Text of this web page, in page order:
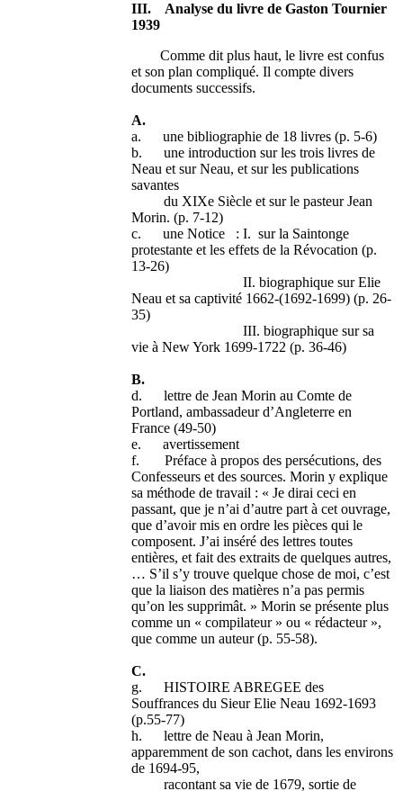
III. Analyse du livre de Gaston Tournier
1939
Comme dit plus haut, le livre est confus
et son plan compliqué. Il compte divers
documents successifs.
A.
a. une bibliographie de 18 livres (p. 5-6)
b. une introduction sur les trois livres de
Neau et sur Neau, et sur les publications
savantes
du XIXe Siècle et sur le pasteur Jean
Morin. (p. 7-12)
c. une Notice : I. sur la Saintonge
protestante et les effets de la Révocation (p.
13-26)
II. biographique sur Elie
Neau et sa captivité 1662-(1692-1699) (p. 26-
35)
III. biographique sur sa
vie à New York 1699-1722 (p. 36-46)
B.
d. lettre de Jean Morin au Comte de
Portland, ambassadeur d’Angleterre en
France (49-50)
e. avertissement
f. Préface à propos des persécutions, des
Confesseurs et des sources. Morin y explique
sa méthode de travail : « Je dirai ceci en
passant, que je n’ai d’autre part à cet ouvrage,
que d’avoir mis en ordre les pièces qui le
composent. J’ai inséré des lettres toutes
entières, et fait des extraits de quelques autres,
… S’il s’y trouve quelque chose de moi, c’est
que la liaison des matières n’a pas permis
qu’on les supprimât. » Morin se présente plus
comme un « compilateur » ou « rédacteur »,
que comme un auteur (p. 55-58).
C.
g. HISTOIRE ABREGEE des
Souffrances du Sieur Elie Neau 1692-1693
(p.55-77)
h. lettre de Neau à Jean Morin,
apparemment de son cachot, dans les environs
de 1694-95,
racontant sa vie de 1679, sortie de